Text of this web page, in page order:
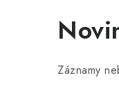
Záznamy